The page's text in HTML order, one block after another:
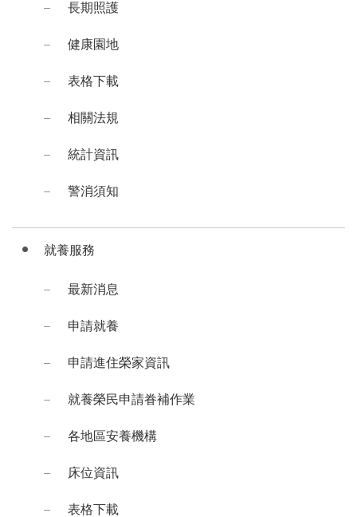
長期照護
健康園地
表格下載
相關法規
統計資訊
警消須知
就養服務
最新消息
申請就養
申請進住榮家資訊
就養榮民申請眷補作業
各地區安養機構
床位資訊
表格下載